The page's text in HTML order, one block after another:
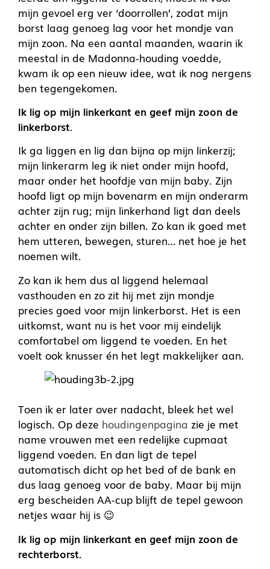
mijn gevoel erg ver ‘doorrollen’, zodat mijn
borst laag genoeg lag voor het mondje van
mijn zoon. Na een aantal maanden, waarin ik
meestal in de Madonna-houding voedde,
kwam ik op een nieuw idee, wat ik nog nergens
ben tegengekomen.
Ik lig op mijn linkerkant en geef mijn zoon de
linkerborst.
Ik ga liggen en lig dan bijna op mijn linkerzij;
mijn linkerarm leg ik niet onder mijn hoofd,
maar onder het hoofdje van mijn baby. Zijn
hoofd ligt op mijn bovenarm en mijn onderarm
achter zijn rug; mijn linkerhand ligt dan deels
achter en onder zijn billen. Zo kan ik goed met
hem utteren, bewegen, sturen… net hoe je het
noemen wilt.
Zo kan ik hem dus al liggend helemaal
vasthouden en zo zit hij met zijn mondje
precies goed voor mijn linkerborst. Het is een
uitkomst, want nu is het voor mij eindelijk
comfortabel om liggend te voeden. En het
voelt ook knusser én het legt makkelijker aan.
Toen ik er later over nadacht, bleek het wel
logisch. Op deze houdingenpagina zie je met
name vrouwen met een redelijke cupmaat
liggend voeden. En dan ligt de tepel
automatisch dicht op het bed of de bank en
dus laag genoeg voor de baby. Maar bij mijn
erg bescheiden AA-cup blijft de tepel gewoon
netjes waar hij is 😉
Ik lig op mijn linkerkant en geef mijn zoon de
rechterborst.